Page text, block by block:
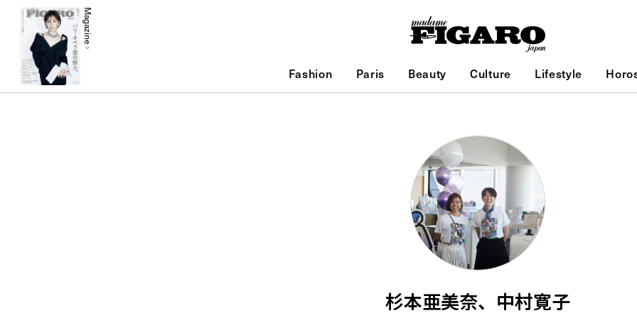
Magazine
Fashion Paris Beauty Culture Lifestyle
杉本亜美奈、中村寛子